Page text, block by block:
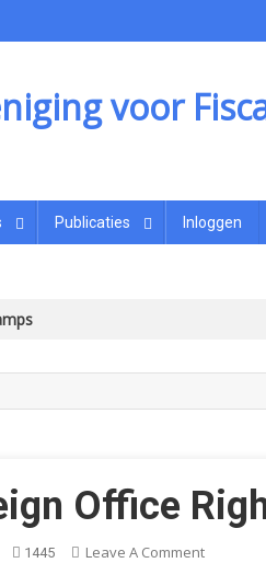
voor
Publicaties Inloggen
Office
1445 Leave A CommentOn